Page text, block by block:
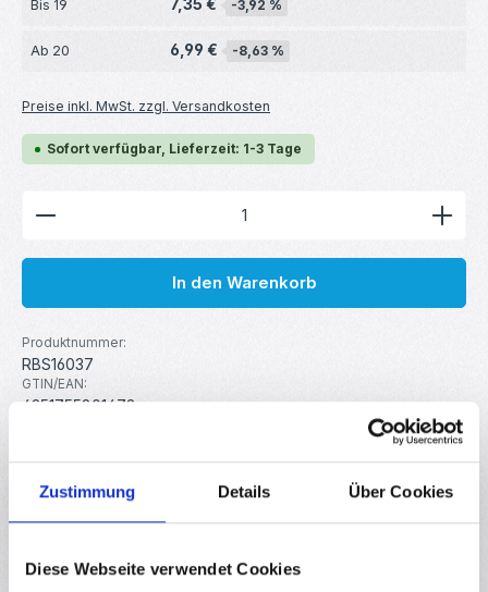
Zustimmung Details Über Cookies
Diese Webseite verwendet Cookies
Bis 19 7,35 € -3,92 %
Ab 20 6,99 € -8,63 %
Preise inkl. MwSt. zzgl. Versandkosten
Sofort verfügbar, Lieferzeit: 1-3 Tage
Produkt Anzahl: Gib den gewünschten Wert ein
In den Warenkorb
Produktnummer:
RBS16037
GTIN/EAN:
4251755801473
Beschreibung
unserem vernickelten V6 High Flow Kupfer-Heizblock